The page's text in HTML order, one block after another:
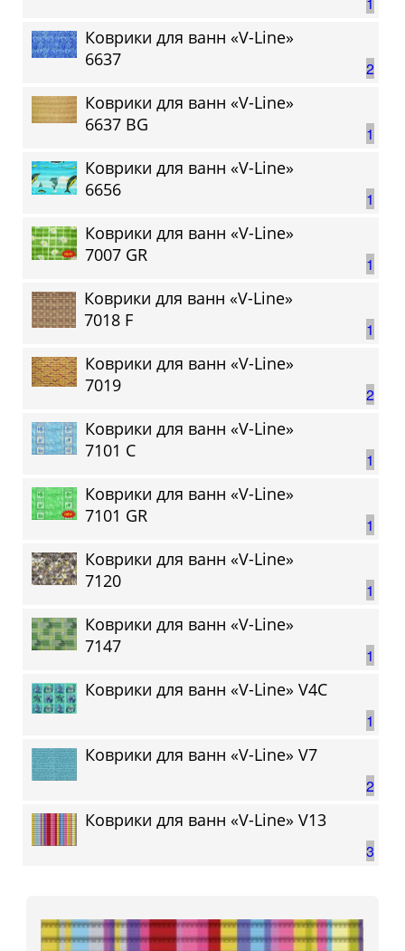
2
Коврики для ванн «V-Line»
6637
1
Коврики для ванн «V-Line»
6637 BG
1
Коврики для ванн «V-Line»
6656
1
Коврики для ванн «V-Line»
7007 GR
1
Коврики для ванн «V-Line»
7018 F
2
Коврики для ванн «V-Line»
7019
1
Коврики для ванн «V-Line»
7101 C
1
Коврики для ванн «V-Line»
7101 GR
1
Коврики для ванн «V-Line»
7120
1
Коврики для ванн «V-Line»
7147
1
Коврики для ванн «V-Line» V4C
2
Коврики для ванн «V-Line» V7
3
Коврики для ванн «V-Line» V13